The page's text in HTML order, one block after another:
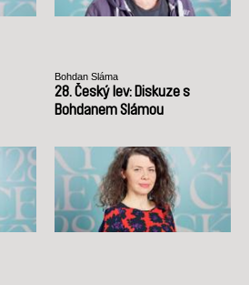
Bohdan Sláma
28. Český lev: Diskuze s
Bohdanem Slámou